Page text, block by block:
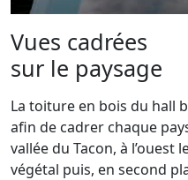
Vues cadrées
sur le paysage
La toiture en bois du hall
afin de cadrer chaque
vallée du Tacon, à l’ouest
végétal puis, en second